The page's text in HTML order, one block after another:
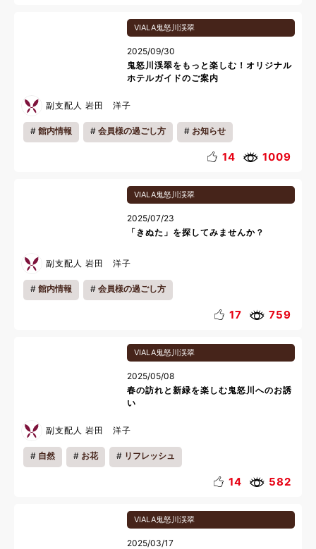
VIALA鬼怒川渓翠
2025/09/30
鬼怒川渓翠をもっと楽しむ！オリジナル
ホテルガイドのご案内
副支配人 岩田 洋子
館内情報 会員様の過ごし方 お知らせ
14 1009
VIALA鬼怒川渓翠
2025/07/23
「きぬた」を探してみませんか？
副支配人 岩田 洋子
館内情報 会員様の過ごし方
17 759
VIALA鬼怒川渓翠
2025/05/08
春の訪れと新緑を楽しむ鬼怒川へのお誘
い
副支配人 岩田 洋子
自然 お花 リフレッシュ
14 582
VIALA鬼怒川渓翠
2025/03/17